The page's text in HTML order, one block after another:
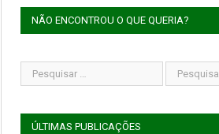
NÃO ENCONTROU O QUE QUERIA?
ÚLTIMAS PUBLICAÇÕES